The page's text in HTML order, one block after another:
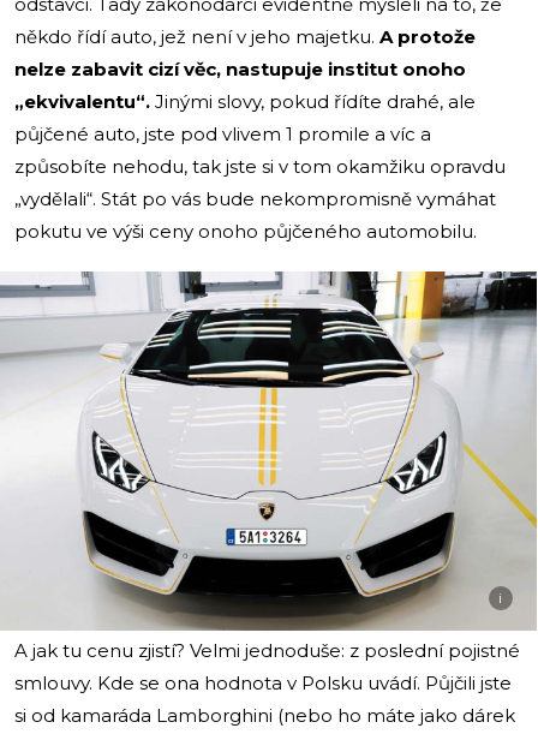
někdo řídí auto, jež není v jeho majetku. A protože
nelze zabavit cizí věc, nastupuje institut onoho
„ekvivalentu“. Jinými slovy, pokud řídíte drahé, ale
půjčené auto, jste pod vlivem 1 promile a víc a
způsobíte nehodu, tak jste si v tom okamžiku opravdu
„vydělali“. Stát po vás bude nekompromisně vymáhat
pokutu ve výši ceny onoho půjčeného automobilu.
i
A jak tu cenu zjistí? Velmi jednoduše: z poslední pojistné
smlouvy. Kde se ona hodnota v Polsku uvádí. Půjčili jste
si od kamaráda Lamborghini (nebo ho máte jako dárek